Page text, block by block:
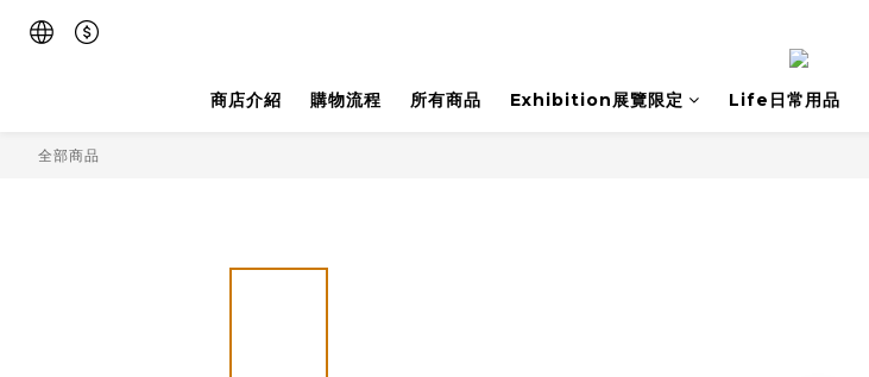
商店介紹 購物流程 所有商品 Exhibition展覽限定 Life日常用品
全部商品